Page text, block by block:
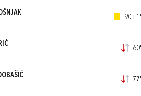
90+1'
60'
77'